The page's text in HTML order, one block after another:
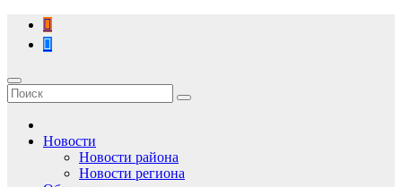
Перейти
содержимому
Новости
Новости района
Новости региона